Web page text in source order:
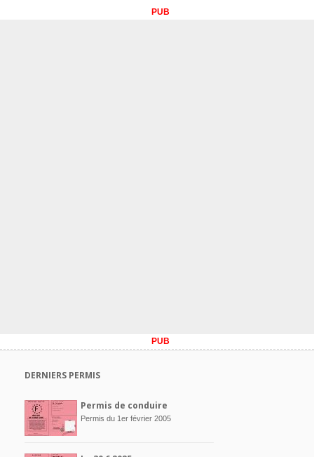
PUB
PUB
DERNIERS PERMIS
Permis de conduire
Permis du 1er février 2005